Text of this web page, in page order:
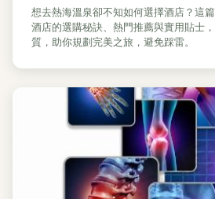
想去熱海溫泉卻不知如何選擇酒店？這
酒店的選購秘訣、熱門推薦與實用貼士
質，助你規劃完美之旅，避免踩雷。